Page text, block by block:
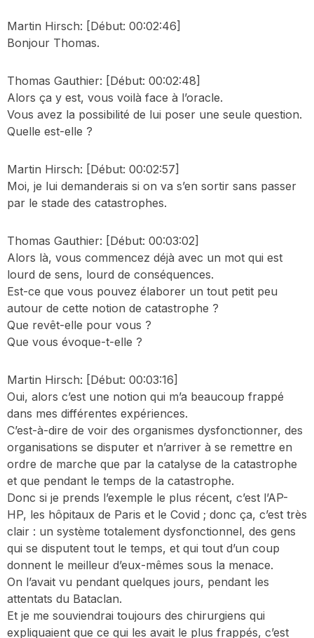
Martin Hirsch: [Début: 00:02:46]
Bonjour Thomas.
Thomas Gauthier: [Début: 00:02:48]
Alors ça y est, vous voilà face à l’oracle.
Vous avez la possibilité de lui poser une seule question.
Quelle est-elle ?
Martin Hirsch: [Début: 00:02:57]
Moi, je lui demanderais si on va s’en sortir sans passer
par le stade des catastrophes.
Thomas Gauthier: [Début: 00:03:02]
Alors là, vous commencez déjà avec un mot qui est
lourd de sens, lourd de conséquences.
Est-ce que vous pouvez élaborer un tout petit peu
autour de cette notion de catastrophe ?
Que revêt-elle pour vous ?
Que vous évoque-t-elle ?
Martin Hirsch: [Début: 00:03:16]
Oui, alors c’est une notion qui m’a beaucoup frappé
dans mes différentes expériences.
C’est-à-dire de voir des organismes dysfonctionner, des
organisations se disputer et n’arriver à se remettre en
ordre de marche que par la catalyse de la catastrophe
et que pendant le temps de la catastrophe.
Donc si je prends l’exemple le plus récent, c’est l’AP-
HP, les hôpitaux de Paris et le Covid ; donc ça, c’est très
clair : un système totalement dysfonctionnel, des gens
qui se disputent tout le temps, et qui tout d’un coup
donnent le meilleur d’eux-mêmes sous la menace.
On l’avait vu pendant quelques jours, pendant les
attentats du Bataclan.
Et je me souviendrai toujours des chirurgiens qui
expliquaient que ce qui les avait le plus frappés, c’est